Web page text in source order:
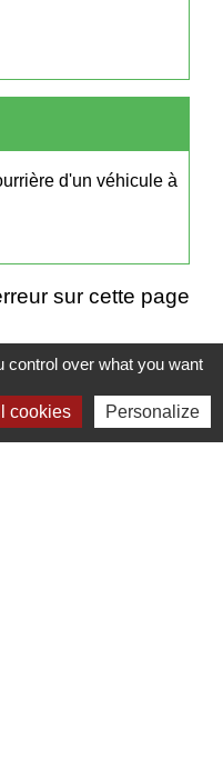
d'un véhicule à
sur cette page
control over what you want
cookies Personalize